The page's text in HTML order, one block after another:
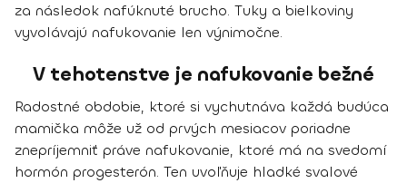
za následok nafúknuté brucho. Tuky a bielkoviny
vyvolávajú nafukovanie len výnimočne.
V tehotenstve je nafukovanie bežné
Radostné obdobie, ktoré si vychutnáva každá budúca
mamička môže už od prvých mesiacov poriadne
znepríjemniť práve nafukovanie, ktoré má na svedomí
hormón progesterón. Ten uvoľňuje hladké svalové